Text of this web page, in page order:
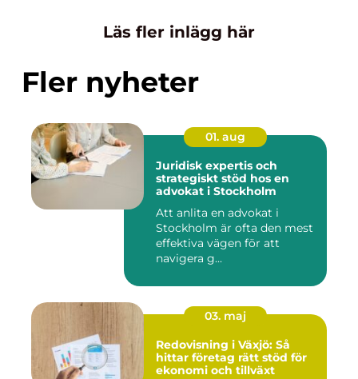
Läs fler inlägg här
Fler nyheter
01. aug
Juridisk expertis och
strategiskt stöd hos en
advokat i Stockholm
Att anlita en advokat i
Stockholm är ofta den mest
effektiva vägen för att
navigera g...
03. maj
Redovisning i Växjö: Så
hittar företag rätt stöd för
ekonomi och tillväxt